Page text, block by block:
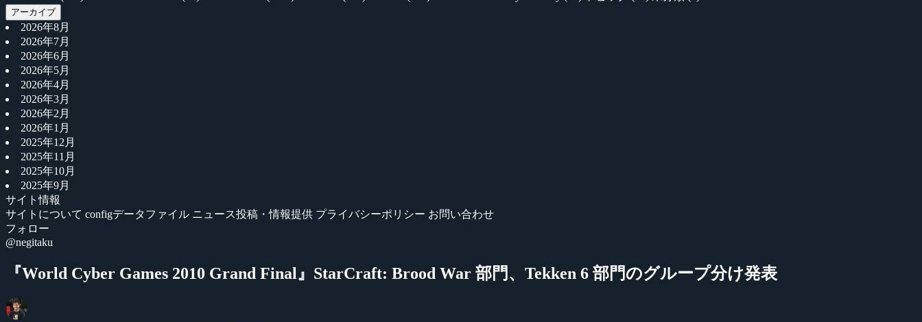
アーカイブ
2026年8月
2026年7月
2026年6月
2026年5月
2026年4月
2026年3月
2026年2月
2026年1月
2025年12月
2025年11月
2025年10月
2025年9月
サイト情報
サイトについて configデータファイル ニュース投稿・情報提供 プライバシーポリシー お問い合わせ
フォロー
@negitaku
『World Cyber Games 2010 Grand Final』StarCraft: Brood War 部門、Tekken 6 部門のグループ分け発表